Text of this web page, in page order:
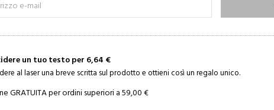
un tuo testo per 6,64 €
al laser una breve scritta sul prodotto e ottieni così un regalo unico.
GRATUITA per ordini superiori a 59,00 €